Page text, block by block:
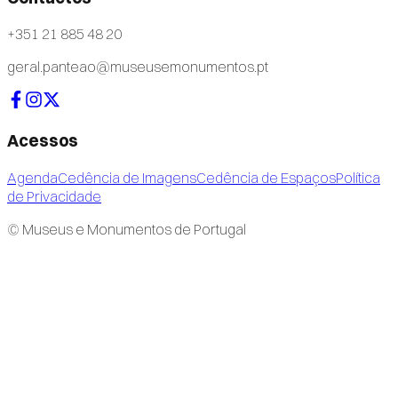
+351 21 885 48 20
geral.panteao@museusemonumentos.pt
Acessos
AgendaCedência de ImagensCedência de EspaçosPolítica
de Privacidade
© Museus e Monumentos de Portugal